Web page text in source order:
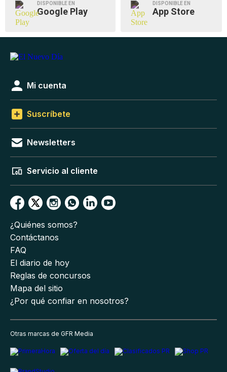
DISPONIBLE EN
Google Play
DISPONIBLE EN
App Store
Mi cuenta
Suscríbete
Newsletters
Servicio al cliente
¿Quiénes somos?
Contáctanos
FAQ
El diario de hoy
Reglas de concursos
Mapa del sitio
¿Por qué confiar en nosotros?
Otras marcas de GFR Media